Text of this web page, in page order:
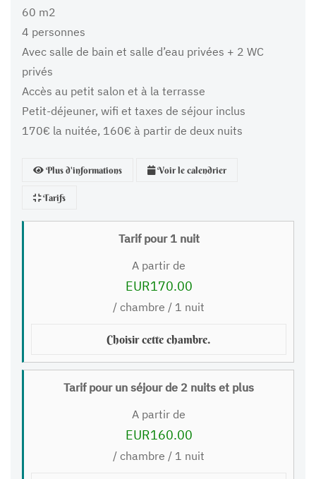
60 m2
4 personnes
Avec salle de bain et salle d’eau privées + 2 WC
privés
Accès au petit salon et à la terrasse
Petit-déjeuner, wifi et taxes de séjour inclus
170€ la nuitée, 160€ à partir de deux nuits
Plus d'informations Voir le calendrier
Tarifs
Tarif pour 1 nuit
A partir de
EUR170.00
/ chambre / 1 nuit
Choisir cette chambre.
Tarif pour un séjour de 2 nuits et plus
A partir de
EUR160.00
/ chambre / 1 nuit